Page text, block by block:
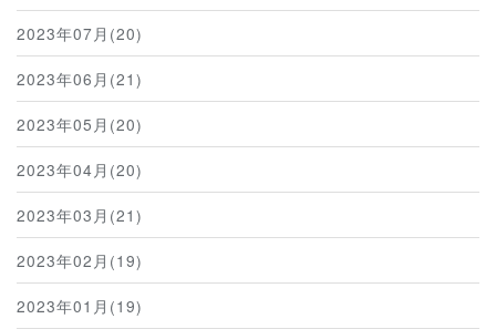
2023年07月(20)
2023年06月(21)
2023年05月(20)
2023年04月(20)
2023年03月(21)
2023年02月(19)
2023年01月(19)